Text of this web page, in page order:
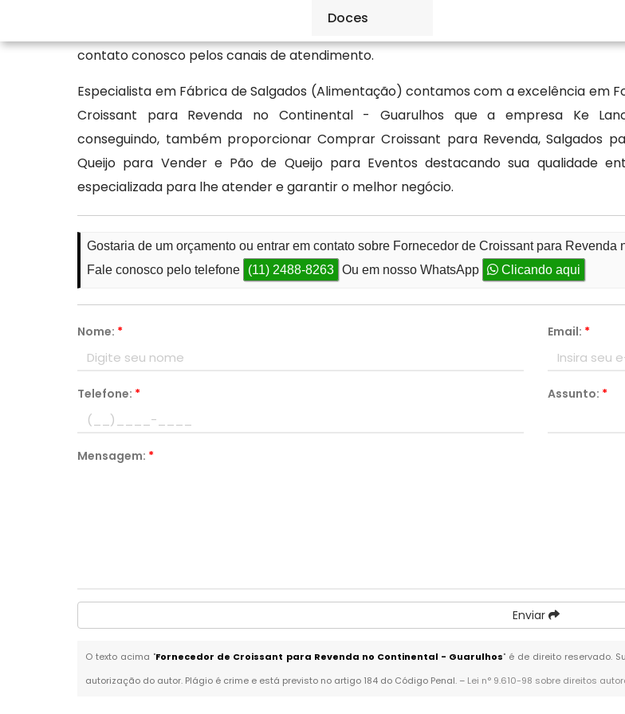
Doces
contato conosco pelos canais de atendimento.
Especialista em Fábrica de Salgados (Alimentação) contamos com a excelência em
Croissant para Revenda no Continental - Guarulhos que a empresa Ke
conseguindo, também proporcionar Comprar Croissant para Revenda, Salgados
Queijo para Vender e Pão de Queijo para Eventos destacando sua qualidade
especializada para lhe atender e garantir o melhor negócio.
Gostaria de um orçamento ou entrar em contato sobre Fornecedor de Croissant para Revenda
Fale conosco pelo telefone
(11) 2488-8263 Ou em nosso WhatsApp Clicando aqui
Nome: * Email: *
Telefone: * Assunto: *
Mensagem: *
Enviar
O texto acima "Fornecedor de Croissant para Revenda no Continental - Guarulhos" é de direito reservado.
autorização do autor. Plágio é crime e está previsto no artigo 184 do Código Penal. – Lei n° 9.610-98 sobre direitos